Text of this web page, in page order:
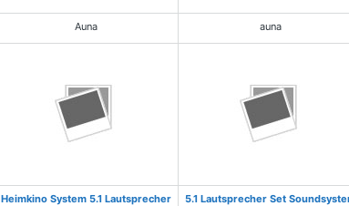
Auna auna
Heimkino System 5.1 Lautsprecher
5.1 Lautsprecher Set